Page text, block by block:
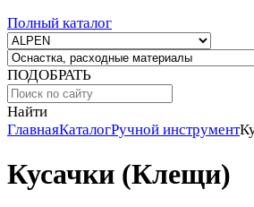
Полный каталог
ПОДОБРАТЬ
Найти
ГлавнаяКаталогРучной инструмент
Кусачки (Клещи)